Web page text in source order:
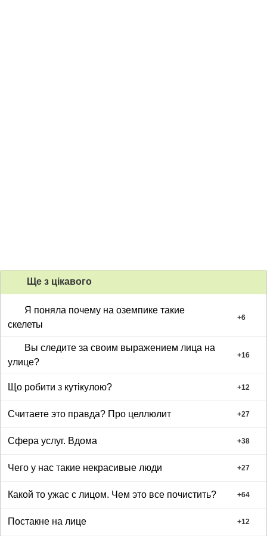
Ще з цiкавого
Я поняла почему на оземпике такие
скелеты
+6
Вы следите за своим выражением лица на
улице?
+16
Що робити з кутікулою? +12
Считаете это правда? Про целлюлит +27
Сфера услуг. Вдома +38
Чего у нас такие некрасивые люди +27
Какой то ужас с лицом. Чем это все почистить? +64
Постакне на лице +12